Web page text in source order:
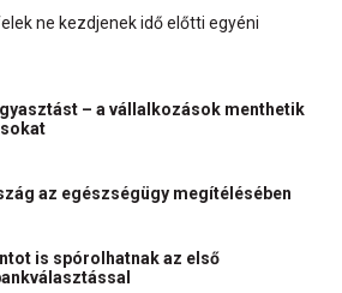
ne kezdjenek idő előtti egyéni
– a vállalkozások menthetik
az egészségügy megítélésében
is spórolhatnak az első